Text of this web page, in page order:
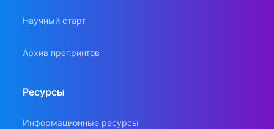
Научный старт
Архив препринтов
Ресурсы
Информационные ресурсы